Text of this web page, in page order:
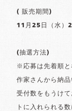
( 販売期間)
11月25日（水）
(抽選方法)
※応募は先着順と
作家さんから納
受付数をもうけ
トに入れられる